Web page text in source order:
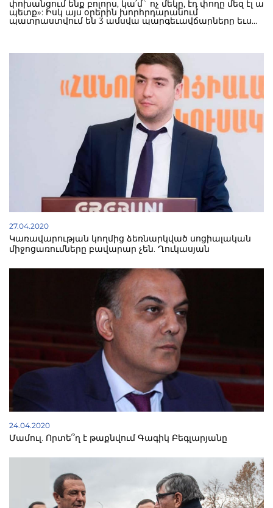
27.04.2020
Կառավարության կողմից ձեռնարկված սոցիալական
միջոցառումները բավարար չեն. Ղուկասյան
24.04.2020
Մամուլ. Որտե՞ղ է թաքնվում Գագիկ Բեգլարյանը